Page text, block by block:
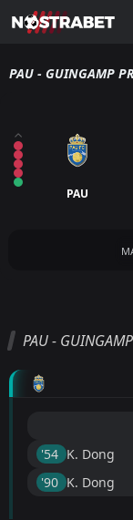
PAU - GUINGAMP
PAU
PAU -
'54 ︎ K. Dong
'90 ︎ K. Dong